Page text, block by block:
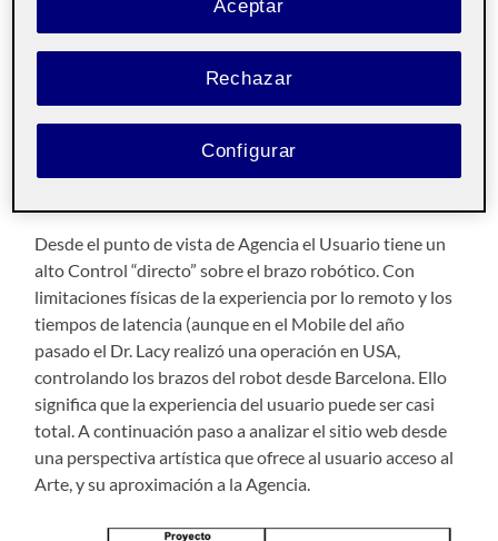
Desde el punto de vista de Agencia el Usuario tiene un
alto Control “directo” sobre el brazo robótico. Con
limitaciones físicas de la experiencia por lo remoto y los
tiempos de latencia (aunque en el Mobile del año
pasado el Dr. Lacy realizó una operación en USA,
controlando los brazos del robot desde Barcelona. Ello
significa que la experiencia del usuario puede ser casi
total. A continuación paso a analizar el sitio web desde
una perspectiva artística que ofrece al usuario acceso al
Arte, y su aproximación a la Agencia.
Rechazar
Aceptar
Configurar